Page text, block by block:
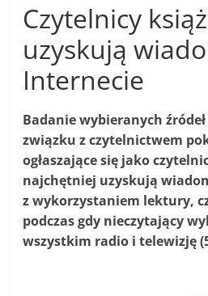
Czytelnicy
uzyskują
Internecie
Badanie wybieranych
związku z czytelnictwem
ogłaszające się jako
najchętniej uzyskują
z wykorzystaniem lektury,
podczas gdy nieczytający
wszystkim radio i telewizję